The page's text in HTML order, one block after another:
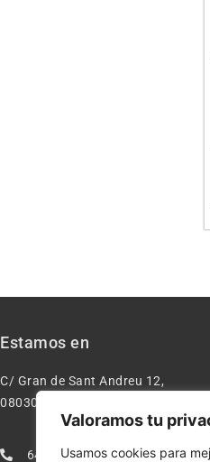
Valoramos tu
Usamos cookies para
Estamos en
C/ Gran de Sant Andreu 12,
08030 – Barcelona España
640277962